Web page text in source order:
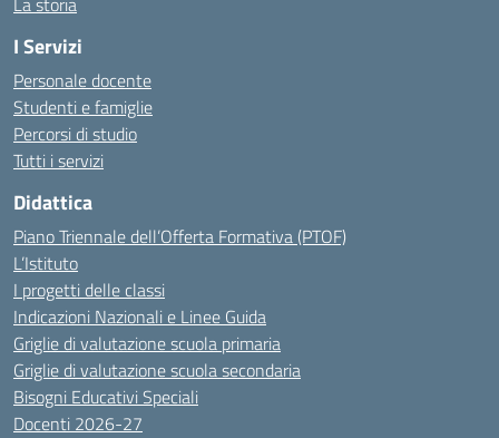
I Servizi
Personale docente
Studenti e famiglie
Percorsi di studio
Tutti i servizi
Didattica
Piano Triennale dell’Offerta Formativa (PTOF)
L’Istituto
I progetti delle classi
Indicazioni Nazionali e Linee Guida
Griglie di valutazione scuola primaria
Griglie di valutazione scuola secondaria
Bisogni Educativi Speciali
Docenti 2026-27